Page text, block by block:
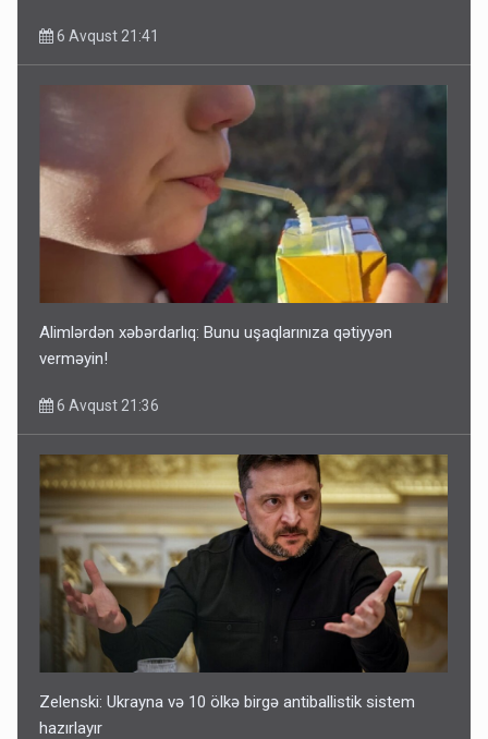
6 Avqust 21:41
Alimlərdən xəbərdarlıq: Bunu uşaqlarınıza qətiyyən
verməyin!
6 Avqust 21:36
Zelenski: Ukrayna və 10 ölkə birgə antiballistik sistem
hazırlayır